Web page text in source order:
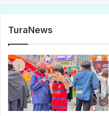
TuraNews